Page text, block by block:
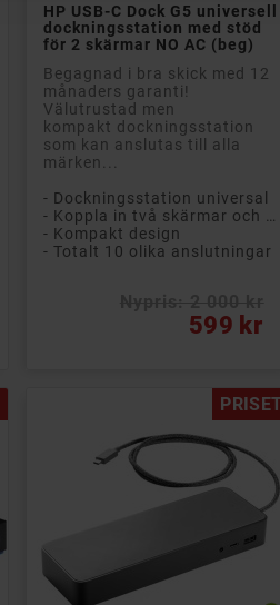
HP USB-C Dock G5 universell
dockningsstation med stöd
för 2 skärmar NO AC (beg)
Begagnad i bra skick med 12
månaders garanti!
Välutrustad men
kompakt dockningsstation
som kan anslutas till alla
märken...
- Dockningsstation universal
- Kompakt design
- Totalt 10 olika anslutningar
599 kr